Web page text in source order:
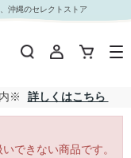
沖縄のセレクトストア
※ 詳しくはこちら
できない商品です。